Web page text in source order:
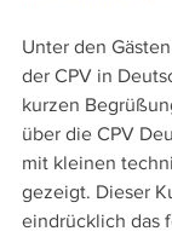
Unter den
der CPV in
kurzen
über die CPV
mit kleinen
gezeigt. Dieser
eindrücklich das